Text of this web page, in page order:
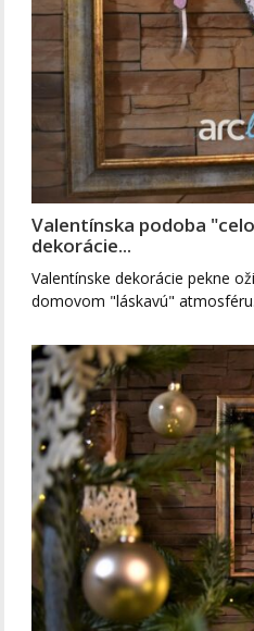
Valentínska podoba
dekorácie...
Valentínske dekorácie pekne
domovom "láskavú"